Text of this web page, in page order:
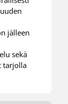
jälleen
sekä
tarjolla